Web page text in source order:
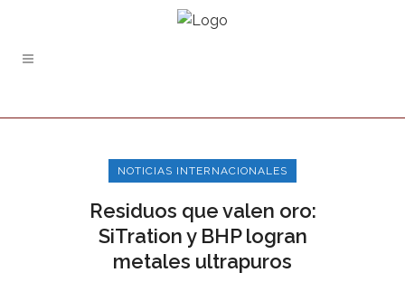
NOTICIAS INTERNACIONALES
Residuos que valen oro:
SiTration y BHP logran
metales ultrapuros